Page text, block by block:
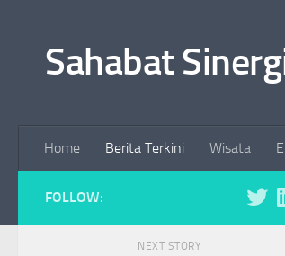
Sahabat
Home Berita Terkini Wisata
FOLLOW:
NEXT STORY